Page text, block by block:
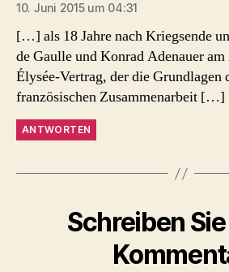
10. Juni 2015 um 04:31
[…] als 18 Jahre nach Kriegsende
de Gaulle und Konrad Adenauer am
Élysée-Vertrag, der die Grundlagen
französischen Zusammenarbeit […]
ANTWORTEN
Schreiben